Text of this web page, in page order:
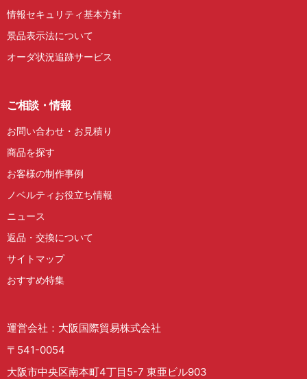
情報セキュリティ基本方針
景品表示法について
オーダ状況追跡サービス
ご相談・情報
お問い合わせ・お見積り
商品を探す
お客様の制作事例
ノベルティお役立ち情報
ニュース
返品・交換について
サイトマップ
おすすめ特集
運営会社：大阪国際貿易株式会社
〒541-0054
大阪市中央区南本町4丁目5-7 東亜ビル903